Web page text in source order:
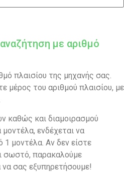
με αριθμό
πλαισίου της μηχανής σας.
μέρος του αριθμού πλαισίου, με
καθώς και διαμοιρασμού
ενδέχεται να
μοντέλα. Αν δεν είστε
σωστό, παρακαλούμε
να σας εξυπηρετήσουμε!